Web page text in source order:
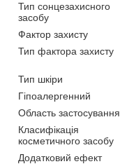
Тип сонцезахисного
засобу
Фактор захисту
Тип фактора захисту
Тип шкіри
Гіпоалергенний
Область застосування
Класифікація
косметичного засобу
Додатковий ефект